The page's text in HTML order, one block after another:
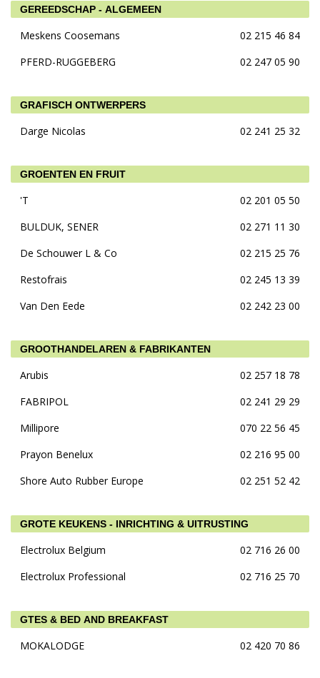
GEREEDSCHAP - ALGEMEEN
Meskens Coosemans
02 215 46 84
PFERD-RUGGEBERG
02 247 05 90
GRAFISCH ONTWERPERS
Darge Nicolas 02 241 25 32
GROENTEN EN FRUIT
'T
02 201 05 50
BULDUK, SENER
02 271 11 30
De Schouwer L & Co
02 215 25 76
Restofrais
02 245 13 39
Van Den Eede
02 242 23 00
GROOTHANDELAREN & FABRIKANTEN
Arubis
02 257 18 78
FABRIPOL
02 241 29 29
Millipore
070 22 56 45
Prayon Benelux
02 216 95 00
Shore Auto Rubber Europe
02 251 52 42
GROTE KEUKENS - INRICHTING & UITRUSTING
Electrolux Belgium
02 716 26 00
Electrolux Professional
02 716 25 70
GTES & BED AND BREAKFAST
MOKALODGE 02 420 70 86